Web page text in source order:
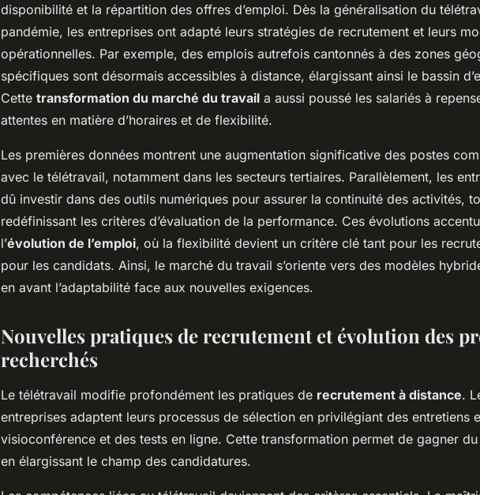
disponibilité et la répartition des offres d’emploi. Dès la généralisation du
pandémie, les entreprises ont adapté leurs stratégies de recrutement et leurs
opérationnelles. Par exemple, des emplois autrefois cantonnés à des zones
spécifiques sont désormais accessibles à distance, élargissant ainsi le bassin
Cette transformation du marché du travail a aussi poussé les salariés à
attentes en matière d’horaires et de flexibilité.
Les premières données montrent une augmentation significative des postes
avec le télétravail, notamment dans les secteurs tertiaires. Parallèlement, les
dû investir dans des outils numériques pour assurer la continuité des activités,
redéfinissant les critères d’évaluation de la performance. Ces évolutions
l’évolution de l’emploi, où la flexibilité devient un critère clé tant pour les
pour les candidats. Ainsi, le marché du travail s’oriente vers des modèles
en avant l’adaptabilité face aux nouvelles exigences.
Nouvelles pratiques de recrutement et évolution des
recherchés
Le télétravail modifie profondément les pratiques de recrutement à distance.
entreprises adaptent leurs processus de sélection en privilégiant des entretiens
visioconférence et des tests en ligne. Cette transformation permet de gagner
en élargissant le champ des candidatures.